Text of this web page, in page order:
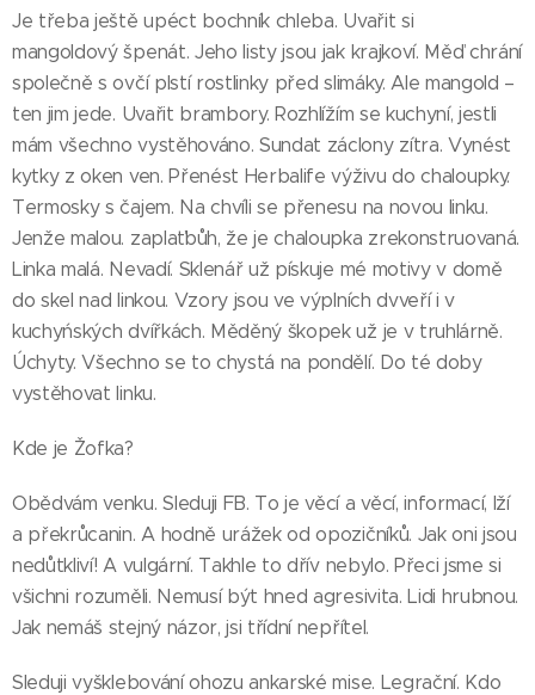
Je třeba ještě upéct bochník chleba. Uvařit si
mangoldový špenát. Jeho listy jsou jak krajkoví. Měď chrání
společně s ovčí plstí rostlinky před slimáky. Ale mangold –
ten jim jede. Uvařit brambory. Rozhlížím se kuchyní, jestli
mám všechno vystěhováno. Sundat záclony zítra. Vynést
kytky z oken ven. Přenést Herbalife výživu do chaloupky.
Termosky s čajem. Na chvíli se přenesu na novou linku.
Jenže malou. zaplaťbůh, že je chaloupka zrekonstruovaná.
Linka malá. Nevadí. Sklenář už pískuje mé motivy v domě
do skel nad linkou. Vzory jsou ve výplních dvveří i v
kuchyńských dvířkách. Měděný škopek už je v truhlárně.
Úchyty. Všechno se to chystá na pondělí. Do té doby
vystěhovat linku.
Kde je Žofka?
Obědvám venku. Sleduji FB. To je věcí a věcí, informací, lží
a překrůcanin. A hodně urážek od opozičníků. Jak oni jsou
nedůtkliví! A vulgární. Takhle to dřív nebylo. Přeci jsme si
všichni rozuměli. Nemusí být hned agresivita. Lidi hrubnou.
Jak nemáš stejný názor, jsi třídní nepřítel.
Sleduji vyšklebování ohozu ankarské mise. Legrační. Kdo